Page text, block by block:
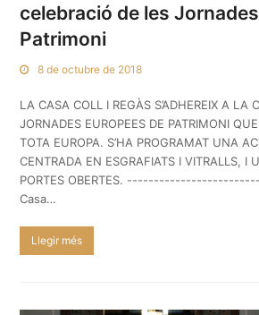
celebració de les
Patrimoni
8 de octubre de 2018
LA CASA COLL I REGÀS S’ADHEREIX A LA
JORNADES EUROPEES DE PATRIMONI
TOTA EUROPA. S’HA PROGRAMAT UNA
CENTRADA EN ESGRAFIATS I VITRALLS, I
PORTES OBERTES.
Casa…
Llegir més